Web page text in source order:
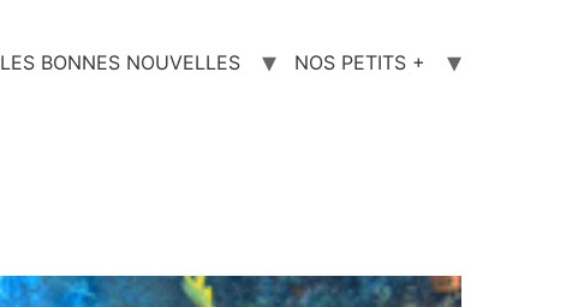
LES BONNES NOUVELLES NOS PETITS +